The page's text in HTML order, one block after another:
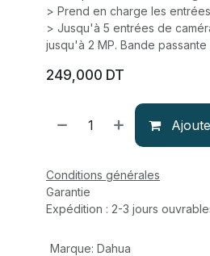
> Prend en charge les
> Jusqu'à 5 entrées de
jusqu'à 2 MP. Bande
249,000 DT
Conditions générales
Garantie
Expédition : 2-3 jours
Marque: Dahua